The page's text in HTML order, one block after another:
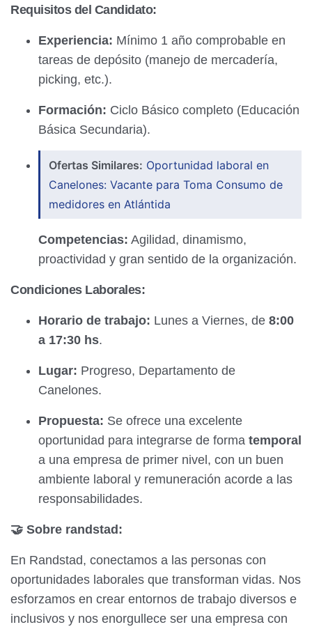
Requisitos del Candidato:
Experiencia: Mínimo 1 año comprobable en
tareas de depósito (manejo de mercadería,
picking, etc.).
Formación: Ciclo Básico completo (Educación
Básica Secundaria).
Ofertas Similares: Oportunidad laboral en
Canelones: Vacante para Toma Consumo de
medidores en Atlántida
Competencias: Agilidad, dinamismo,
proactividad y gran sentido de la organización.
Condiciones Laborales:
Horario de trabajo: Lunes a Viernes, de 8:00
a 17:30 hs.
Lugar: Progreso, Departamento de
Canelones.
Propuesta: Se ofrece una excelente
oportunidad para integrarse de forma temporal
a una empresa de primer nivel, con un buen
ambiente laboral y remuneración acorde a las
responsabilidades.
🤝 Sobre randstad:
En Randstad, conectamos a las personas con
oportunidades laborales que transforman vidas. Nos
esforzamos en crear entornos de trabajo diversos e
inclusivos y nos enorgullece ser una empresa con